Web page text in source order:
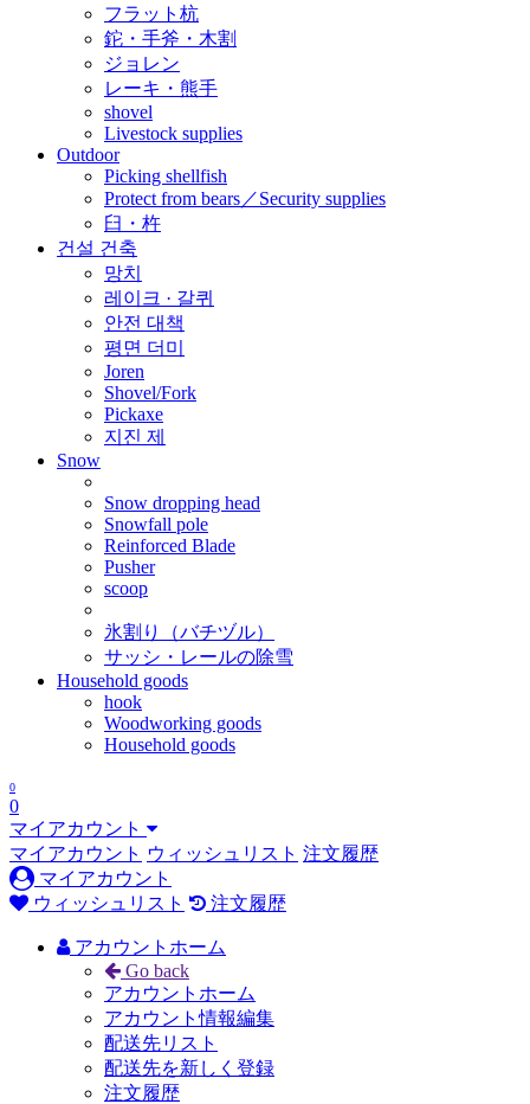
フラット杭
鉈・手斧・木割
ジョレン
レーキ・熊手
shovel
Livestock supplies
Outdoor
Picking shellfish
Protect from bears／Security supplies
臼・杵
건설 건축
망치
레이크 · 갈퀴
안전 대책
평면 더미
Joren
Shovel/Fork
Pickaxe
지진 제
Snow
Snow dropping head
Snowfall pole
Reinforced Blade
Pusher
scoop
氷割り（バチヅル）
サッシ・レールの除雪
Household goods
hook
Woodworking goods
Household goods
0
0
マイアカウント
マイアカウント ウィッシュリスト 注文履歴
マイアカウント
ウィッシュリスト
注文履歴
アカウントホーム
Go back
アカウントホーム
アカウント情報編集
配送先リスト
配送先を新しく登録
注文履歴